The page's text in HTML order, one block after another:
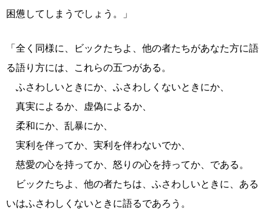
困憊してしまうでしょう。」
「全く同様に、ビックたちよ、他の者たちがあなた方に語
る語り方には、これらの五つがある。
ふさわしいときにか、ふさわしくないときにか、
真実によるか、虚偽によるか、
柔和にか、乱暴にか、
実利を伴ってか、実利を伴わないでか、
慈愛の心を持ってか、怒りの心を持ってか、である。
ビックたちよ、他の者たちは、ふさわしいときに、ある
いはふさわしくないときに語るであろう。